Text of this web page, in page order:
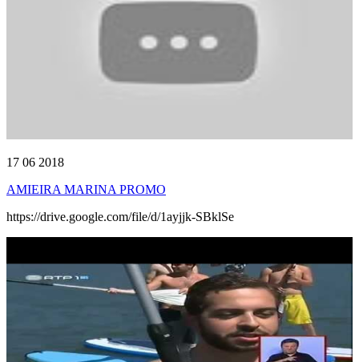
17 06 2018
AMIEIRA MARINA PROMO
https://drive.google.com/file/d/1ayjjk-SBklSe